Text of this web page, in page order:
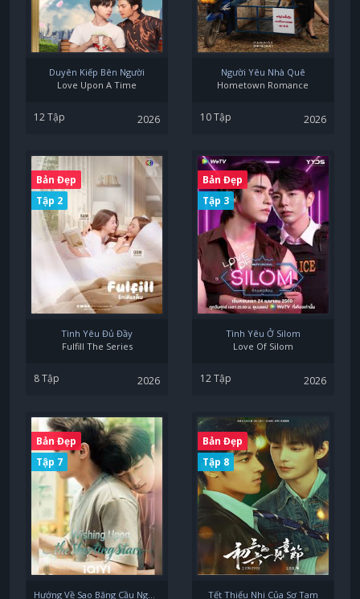
Duyên Kiếp Bên Người
Love Upon A Time
12 Tập 2026
Người Yêu Nhà Quê
Hometown Romance
10 Tập 2026
Bản Đẹp
Tập 2
Tình Yêu Đủ Đầy
Fulfill The Series
8 Tập 2026
Bản Đẹp
Tập 3
Tình Yêu Ở Silom
Love Of Silom
12 Tập 2026
Bản Đẹp
Tập 7
Hướng Về Sao Băng Cầu Nguyện
Bản Đẹp
Tập 8
Tết Thiếu Nhi Của Sơ Tam